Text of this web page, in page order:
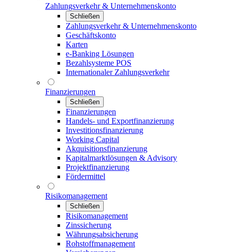
Zahlungsverkehr & Unternehmenskonto
Schließen
Zahlungsverkehr & Unternehmenskonto
Geschäftskonto
Karten
e-Banking Lösungen
Bezahlsysteme POS
Internationaler Zahlungsverkehr
Finanzierungen
Schließen
Finanzierungen
Handels- und Exportfinanzierung
Investitionsfinanzierung
Working Capital
Akquisitionsfinanzierung
Kapitalmarktlösungen & Advisory
Projektfinanzierung
Fördermittel
Risikomanagement
Schließen
Risikomanagement
Zinssicherung
Währungsabsicherung
Rohstoffmanagement